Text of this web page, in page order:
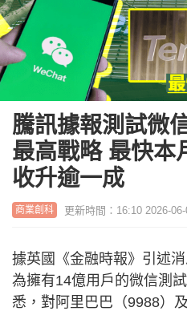
騰訊據報測試微
最高戰略 最快本
收升逾一成
商業創科 更新時間：16:10 2026-
據英國《金融時報》引述
為擁有14億用戶的微信測
悉，對阿里巴巴（9988）